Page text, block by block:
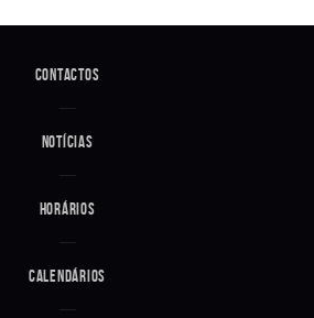
Contactos
Notícias
Horários
Calendários